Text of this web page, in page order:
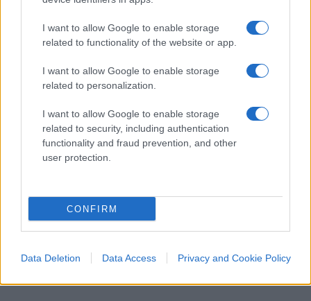
I want to allow Google to enable storage
related to functionality of the website or app.
I want to allow Google to enable storage
related to personalization.
I want to allow Google to enable storage
related to security, including authentication
functionality and fraud prevention, and other
user protection.
CONFIRM
Data Deletion Data Access Privacy and Cookie Policy